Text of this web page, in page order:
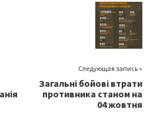
Следующая запись »
Загальні бойові втрати
противника станом на
04 жовтня